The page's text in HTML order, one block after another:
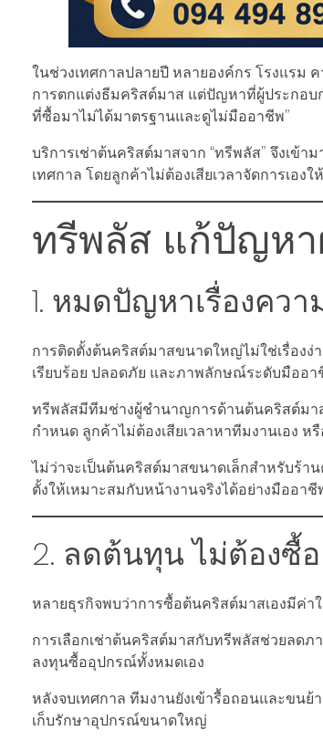
ในช่วงเทศกาลปลายปี หลายองค์กร โรงแรม
การตกแต่งธีมคริสต์มาส แต่ปัญหาที่ผู้ประกอบก
ที่ซื้อมาไม่ได้มาตรฐานและดูไม่มืออาชีพ”
บริการเช่าต้นคริสต์มาสจาก “ทรีพลัส” จึงเข้
เทศกาล โดยลูกค้าไม่ต้องเสียเวลาจัดการเองใ
ทรีพลัส แก้ปัญหา
1. หมดปัญหาเรื่องคว
การติดตั้งต้นคริสต์มาสขนาดใหญ่ไม่ใช่เรื่องง่
เรียบร้อย ปลอดภัย และภาพลักษณ์ระดับมืออา
ทรีพลัสมีทีมช่างผู้ชำนาญการด้านต้นคริสต์มาส
กำหนด ลูกค้าไม่ต้องเสียเวลาหาทีมงานเอง ห
ไม่ว่าจะเป็นต้นคริสต์มาสขนาดเล็กสำหรับร้
ตั้งให้เหมาะสมกับหน้างานจริงได้อย่างมืออาชี
2. ลดต้นทุน ไม่ต้องซื้
หลายธุรกิจพบว่าการซื้อต้นคริสต์มาสเองมีค่
การเลือกเช่าต้นคริสต์มาสกับทรีพลัสช่วยลดภ
ลงทุนซื้ออุปกรณ์ทั้งหมดเอง
หลังจบเทศกาล ทีมงานยังเข้ารื้อถอนและขนย้
เก็บรักษาอุปกรณ์ขนาดใหญ่